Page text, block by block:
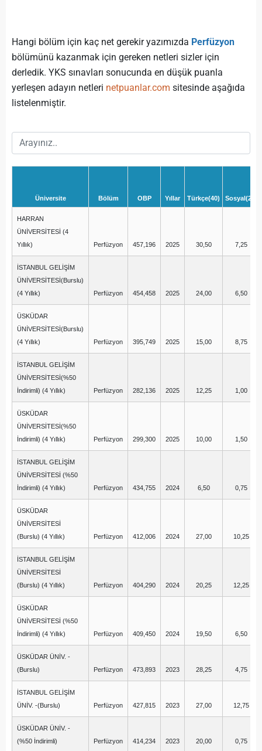
Hangi bölüm için kaç net gerekir yazımızda Perfüzyon
bölümünü kazanmak için gereken netleri sizler için
derledik. YKS sınavları sonucunda en düşük puanla
yerleşen adayın netleri netpuanlar.com sitesinde aşağıda
listelenmiştir.
Üniversite Bölüm OBP Yıllar Türkçe(40) Sosyal(20)
HARRAN
ÜNİVERSİTESİ (4
Yıllık)
Perfüzyon 457,196 2025 30,50 7,25
İSTANBUL GELİŞİM
ÜNİVERSİTESİ(Burslu)
(4 Yıllık)
Perfüzyon 454,458 2025 24,00 6,50
ÜSKÜDAR
ÜNİVERSİTESİ(Burslu)
(4 Yıllık)
Perfüzyon 395,749 2025 15,00 8,75
İSTANBUL GELİŞİM
ÜNİVERSİTESİ(%50
İndirimli) (4 Yıllık)
Perfüzyon 282,136 2025 12,25 1,00
ÜSKÜDAR
ÜNİVERSİTESİ(%50
İndirimli) (4 Yıllık)
Perfüzyon 299,300 2025 10,00 1,50
İSTANBUL GELİŞİM
ÜNİVERSİTESİ (%50
İndirimli) (4 Yıllık)
Perfüzyon 434,755 2024 6,50 0,75
ÜSKÜDAR
ÜNİVERSİTESİ
(Burslu) (4 Yıllık)
Perfüzyon 412,006 2024 27,00 10,25
İSTANBUL GELİŞİM
ÜNİVERSİTESİ
(Burslu) (4 Yıllık)
Perfüzyon 404,290 2024 20,25 12,25
ÜSKÜDAR
ÜNİVERSİTESİ (%50
İndirimli) (4 Yıllık)
Perfüzyon 409,450 2024 19,50 6,50
ÜSKÜDAR ÜNİV. -
(Burslu)
Perfüzyon 473,893 2023 28,25 4,75
İSTANBUL GELİŞİM
ÜNİV. -(Burslu)
Perfüzyon 427,815 2023 27,00 12,75
ÜSKÜDAR ÜNİV. -
(%50 İndirimli)
Perfüzyon 414,234 2023 20,00 0,75